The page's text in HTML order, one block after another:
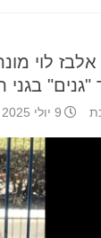
אלבז לוי
בגני
9 יולי 2025 13:00